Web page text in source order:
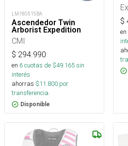
LM180515BA
Ascendedor Twin
Arborist Expedition
CMI
$ 294.990
en 6cuotas de $49.165sin
interés
ahorras $11.800 por
transferencia.
Disponible
$
en